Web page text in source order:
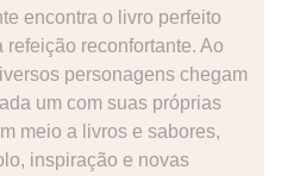
encontra o livro perfeito
reconfortante. Ao
personagens chegam
um com suas próprias
meio a livros e sabores,
inspiração e novas